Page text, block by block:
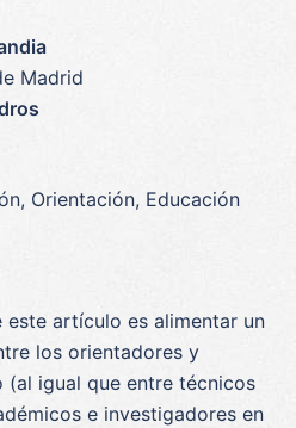
Madrid
Orientación, Educación
artículo es alimentar un
los orientadores y
igual que entre técnicos
e investigadores en